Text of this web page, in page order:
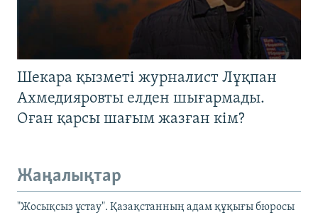
Шекара қызметі журналист Лұқпан
Ахмедияровты елден шығармады.
Оған қарсы шағым жазған кім?
Жаңалықтар
"Жосықсыз ұстау". Қазақстанның адам құқығы бюросы